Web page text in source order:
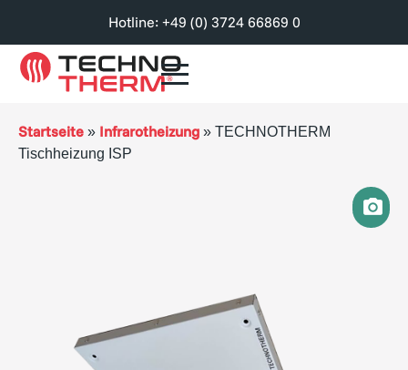
Hotline: +49 (0) 3724 66869 0
Startseite » Infrarotheizung » TECHNOTHERM
Tischheizung ISP